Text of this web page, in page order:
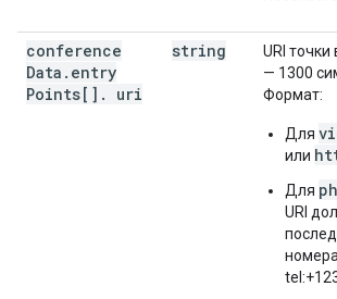
conference
Data . entry
Points[] . uri
string
URI
— 1300
Формат:
Для
или
Для
URI